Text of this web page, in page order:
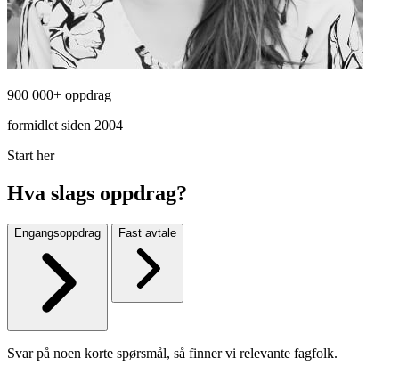
900 000+ oppdrag
formidlet siden 2004
Start her
Hva slags oppdrag?
Engangsoppdrag Fast avtale
Svar på noen korte spørsmål, så finner vi relevante fagfolk.